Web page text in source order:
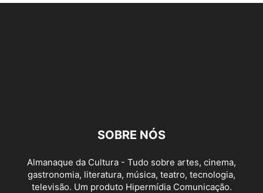
SOBRE NÓS
Almanaque da Cultura - Tudo sobre artes, cinema,
gastronomia, literatura, música, teatro, tecnologia,
televisão. Um produto Hipermídia Comunicação.